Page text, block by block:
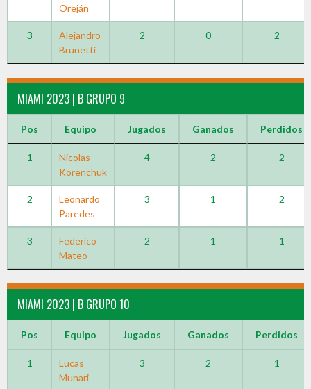
Oreján
3
Alejandro
Brunetti
2 0 2
MIAMI 2023 | B GRUPO 9
Pos Equipo Jugados Ganados Perdidos
1
Nicolas
Korenchuk
4 2 2
2
Leonardo
Paredes
3 1 2
3
Federico
Mateo
2 1 1
MIAMI 2023 | B GRUPO 10
Pos Equipo Jugados Ganados Perdidos
1
Lucas
Munari
3 2 1